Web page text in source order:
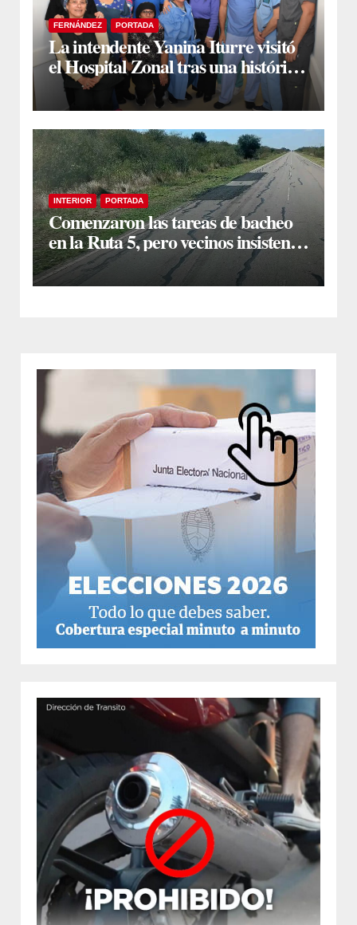
FERNÁNDEZ PORTADA
La intendente Yanina Iturre visitó
el Hospital Zonal tras una histórica
jornada de intervenciones
laparoscópicas
INTERIOR PORTADA
Comenzaron las tareas de bacheo
en la Ruta 5, pero vecinos insisten
en un reclamo integral